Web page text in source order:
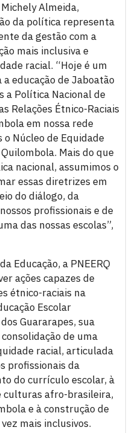
Almeida,
da política representa
da gestão com a
mais inclusiva e
racial. “Hoje é um
educação de Jaboatão
a Política Nacional de
Relações Étnico-Raciais
em nossa rede
Núcleo de Equidade
Mais do que
nacional, assumimos o
essas diretrizes em
do diálogo, da
profissionais e de
das nossas escolas”,
Educação, a PNEERQ
ações capazes de
étnico-raciais na
Escolar
Guararapes, sua
de uma
racial, articulada
profissionais da
do currículo escolar, à
culturas afro-brasileira,
e à construção de
mais inclusivos.